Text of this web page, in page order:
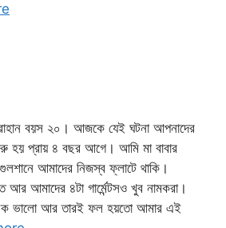
বয়স ২০। আজকে যেই ঘটনা আপনাদের
হয় প্রায় ৪ বছর আগে। আমি মা বাবার
আমাদের নিজস্ব ফ্লাটে থাকি।
আর আমাদের ৪টা গার্মেন্টসও খুব নামকরা।
ভালো আর তারই ফল হয়তো আমার এই